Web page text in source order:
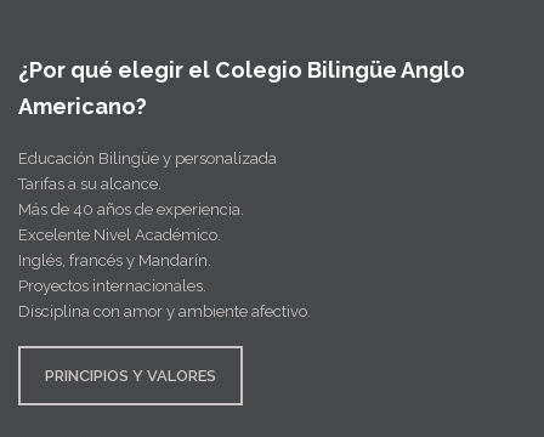
¿Por qué elegir el Colegio Bilingüe Anglo
Americano?
Educación Bilingüe y personalizada
Tarifas a su alcance.
Más de 40 años de experiencia.
Excelente Nivel Académico.
Inglés, francés y Mandarín.
Proyectos internacionales.
Disciplina con amor y ambiente afectivo.
PRINCIPIOS Y VALORES